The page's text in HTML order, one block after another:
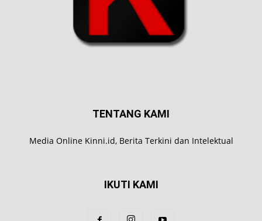
TENTANG KAMI
Media Online Kinni.id, Berita Terkini dan Intelektual
IKUTI KAMI